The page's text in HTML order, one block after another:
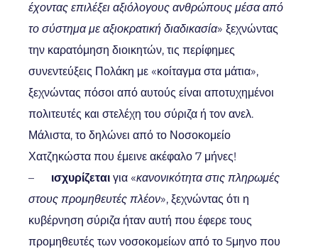
έχοντας επιλέξει αξιόλογους ανθρώπους μέσα από
το σύστημα με αξιοκρατική διαδικασία» ξεχνώντας
την καρατόμηση διοικητών, τις περίφημες
συνεντεύξεις Πολάκη με «κοίταγμα στα μάτια»,
ξεχνώντας πόσοι από αυτούς είναι αποτυχημένοι
πολιτευτές και στελέχη του σύριζα ή τον ανελ.
Μάλιστα, το δηλώνει από το Νοσοκομείο
Χατζηκώστα που έμεινε ακέφαλο 7 μήνες!
– ισχυρίζεται για «κανονικότητα στις πληρωμές
στους προμηθευτές πλέον», ξεχνώντας ότι η
κυβέρνηση σύριζα ήταν αυτή που έφερε τους
προμηθευτές των νοσοκομείων από το 5μηνο που